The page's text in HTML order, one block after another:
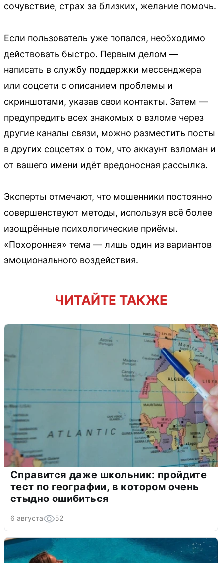
сочувствие, страх за близких, желание помочь.
Если пользователь уже попался, необходимо
действовать быстро. Первым делом —
написать в службу поддержки мессенджера
или соцсети с описанием проблемы и
скриншотами, указав свои контакты. Затем —
предупредить всех знакомых о взломе через
другие каналы связи, можно разместить посты
в других соцсетях о том, что аккаунт взломан и
от вашего имени идёт вредоносная рассылка.
Эксперты отмечают, что мошенники постоянно
совершенствуют методы, используя всё более
изощрённые психологические приёмы.
«Похоронная» тема — лишь один из вариантов
эмоционального воздействия.
ЧИТАЙТЕ ТАКЖЕ
Справится даже школьник: пройдите
тест по географии, в котором очень
стыдно ошибиться
6 августа 52